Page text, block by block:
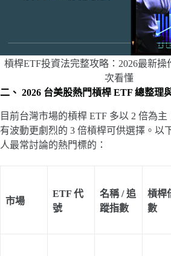
槓桿ETF投資法完整攻略：2026最新操
次看懂
二、 2026 台美股熱門槓桿 ETF 總整理
目前台灣市場的槓桿 ETF 多以 2 倍為主
有波動更劇烈的 3 倍槓桿可供選擇。以
人最常討論的熱門標的：
市場
ETF 代
號
名稱 / 追
蹤指數
槓桿
數